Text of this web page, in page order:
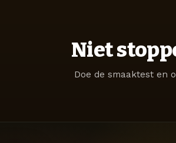
Niet
Doe de smaaktest en